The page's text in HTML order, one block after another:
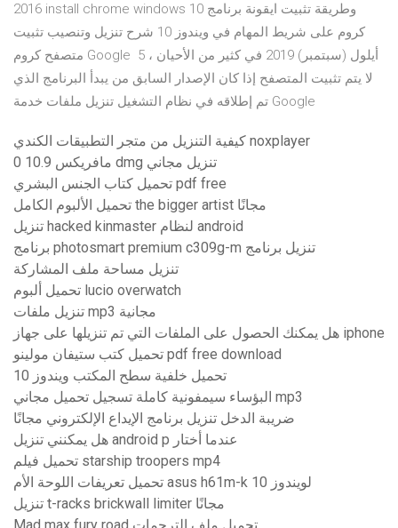
2016 install chrome windows 10 وطريقة تثبيت ايقونة برنامج
كروم على شريط المهام في ويندوز 10 شرح تنزيل وتنصيب تثبيت
متصفح كروم Google 5 أيلول (سبتمبر) 2019 في كثير من الأحيان ،
لا يتم تثبيت المتصفح إذا كان الإصدار السابق من يبدأ البرنامج الذي
تم إطلاقه في نظام التشغيل تنزيل ملفات خدمة Google
كيفية التنزيل من متجر التطبيقات الكندي noxplayer
مافريكس 10.9 0 dmg تنزيل مجاني
تحميل كتاب الجنس البشري pdf free
تحميل الألبوم الكامل the bigger artist مجانًا
تنزيل hacked kinmaster لنظام android
برنامج photosmart premium c309g-m تنزيل برنامج
تنزيل مساحة ملف المشاركة
تحميل ألبوم lucio overwatch
تنزيل ملفات mp3 مجانية
هل يمكنك الحصول على الملفات التي تم تنزيلها على جهاز iphone
تحميل كتب ستيفان مولينو pdf free download
تحميل خلفية سطح المكتب ويندوز 10
البؤساء سيمفونية كاملة تسجيل تحميل مجاني mp3
ضريبة الدخل تنزيل برنامج الإيداع الإلكتروني مجانًا
هل يمكنني تنزيل android p عندما أختار
تحميل فيلم starship troopers mp4
تحميل تعريفات اللوحة الأم asus h61m-k لويندوز 10
تنزيل t-racks brickwall limiter مجانًا